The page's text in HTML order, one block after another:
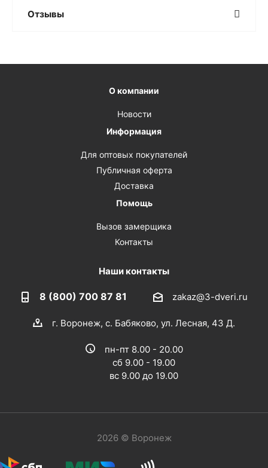
Отзывы
О компании
Новости
Информация
Для оптовых покупателей
Публичная оферта
Доставка
Помощь
Вызов замерщика
Контакты
Наши контакты
8 (800) 700 87 81 zakaz@3-dveri.ru
г. Воронеж, с. Бабяково, ул. Лесная, 43 Д.
пн-пт 8.00 - 20.00
сб 9.00 - 19.00
вс 9.00 до 19.00
2026 © Воронеж